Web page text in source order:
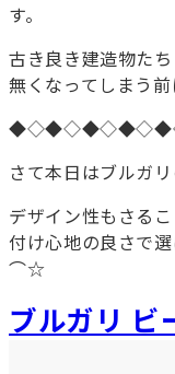
す。
古き良き建造物たち
無くなってしまう
さて本日はブルガ
デザイン性もさる
付け心地の良さで
⌒☆
ブルガリ ビ